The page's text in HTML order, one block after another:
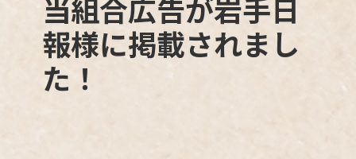
当組合広告が岩手日
報様に掲載されまし
た！